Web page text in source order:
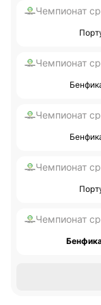
Чемпионат
Чемпионат
Чемпионат
Чемпионат
Чемпионат